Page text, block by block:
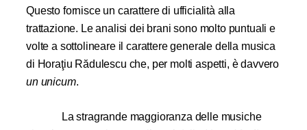
Questo fornisce un carattere di ufficialità alla
trattazione. Le analisi dei brani sono molto puntuali e
volte a sottolineare il carattere generale della musica
di Horaţiu Rădulescu che, per molti aspetti, è davvero
un unicum.
La stragrande maggioranza delle musiche